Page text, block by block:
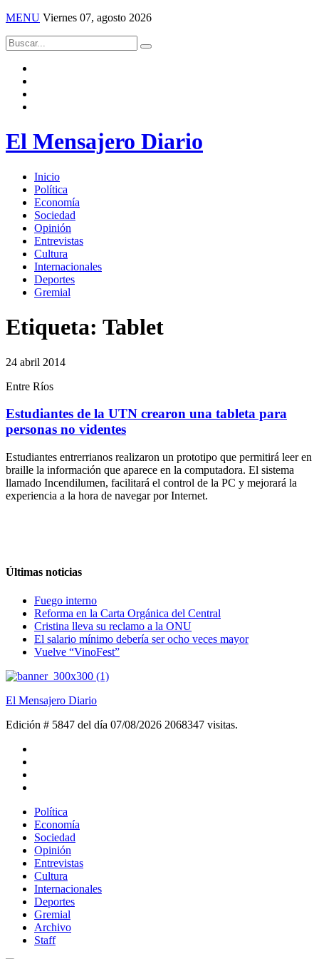
MENU Viernes 07, agosto 2026
El Mensajero Diario
Inicio
Política
Economía
Sociedad
Opinión
Entrevistas
Cultura
Internacionales
Deportes
Gremial
Etiqueta: Tablet
24 abril 2014
Entre Ríos
Estudiantes de la UTN crearon una tableta para
personas no videntes
Estudiantes entrerrianos realizaron un prototipo que permitirá leer en
braille la información que aparece en la computadora. El sistema
llamado Incendilumen, facilitará el control de la PC y mejorará la
experiencia a la hora de navegar por Internet.
Últimas noticias
Fuego interno
Reforma en la Carta Orgánica del Central
Cristina lleva su reclamo a la ONU
El salario mínimo debería ser ocho veces mayor
Vuelve “VinoFest”
El Mensajero Diario
Edición # 5847 del día 07/08/2026 2068347 visitas.
Política
Economía
Sociedad
Opinión
Entrevistas
Cultura
Internacionales
Deportes
Gremial
Archivo
Staff